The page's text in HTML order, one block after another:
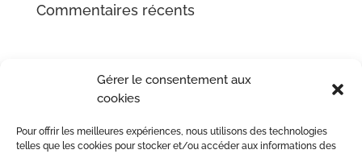
Gérer le consentement aux
cookies
Pour offrir les meilleures expériences, nous utilisons des technologies
telles que les cookies pour stocker et/ou accéder aux informations des
Commentaires récents